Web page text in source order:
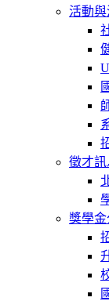
活動
徵才訊
獎學金